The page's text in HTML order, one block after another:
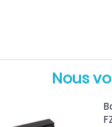
Nous